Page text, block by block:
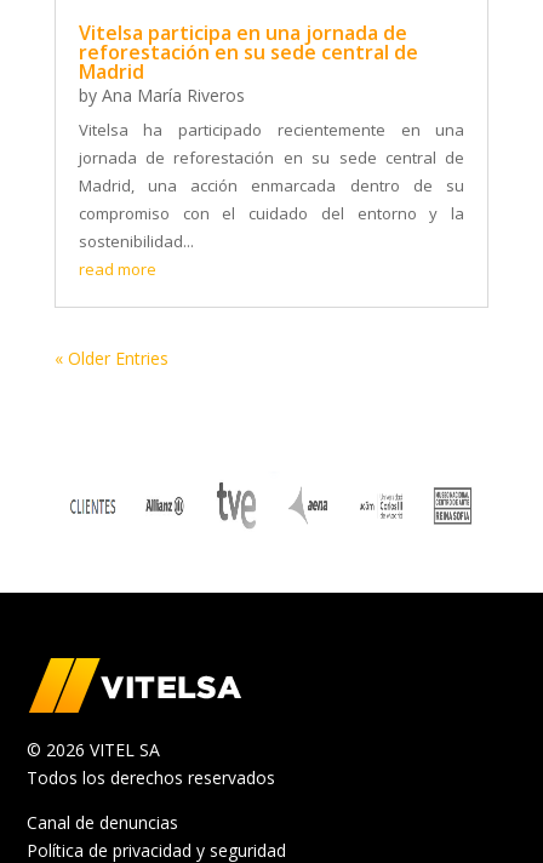
Vitelsa participa en una jornada de
reforestación en su sede central de
Madrid
by Ana María Riveros
Vitelsa ha participado recientemente en una
jornada de reforestación en su sede central de
Madrid, una acción enmarcada dentro de su
compromiso con el cuidado del entorno y la
sostenibilidad...
read more
« Older Entries
© 2026 VITEL SA
Todos los derechos reservados
Canal de denuncias
Política de privacidad y seguridad